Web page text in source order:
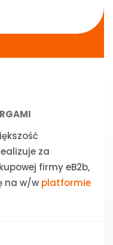
za
firmy eB2b,
na w/w platformie